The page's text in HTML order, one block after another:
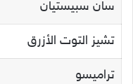
سان سبيستيان
تشيز التوت الأزرق
تراميسو